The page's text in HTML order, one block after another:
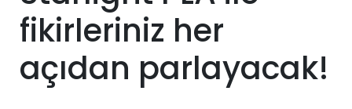
fikirleriniz her
açıdan parlayacak!